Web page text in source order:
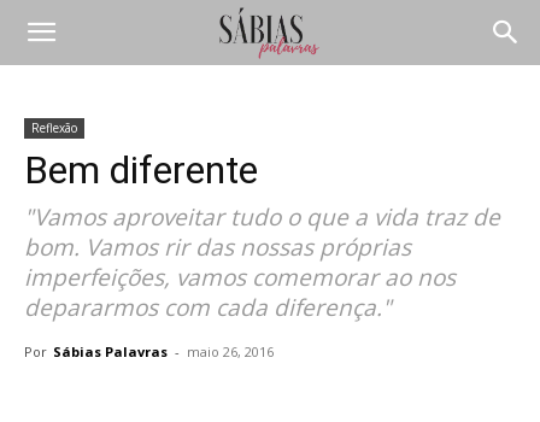
Reflexão
Bem diferente
"Vamos aproveitar tudo o que a vida traz de
bom. Vamos rir das nossas próprias
imperfeições, vamos comemorar ao nos
depararmos com cada diferença."
Por Sábias Palavras - maio 26, 2016